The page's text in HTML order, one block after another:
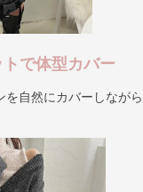
で体型カバー
自然にカバーしなが